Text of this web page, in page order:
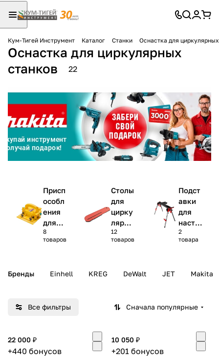
Кум-Тигей Инструмент Каталог Станки Оснастка для
Оснастка для циркулярных
станков
22
Присп
особл
ения
для
цирку
лярны
8
товаров
Столы
для
цирку
лярны
х
станк
12
товаров
Подст
авки
для
насто
льных
пил
2
товара
Бренды Einhell KREG DeWalt JET Makita
Все фильтры Сначала популярные
22 000 ₽
+440 бонусов
10 050 ₽
+201 бонусов
Для клиентов всех банков
Разбейте
оплатуна части
без переплат
График платежей
Добавляйте товары
Оплачивайте сегодня только
выбранный способом